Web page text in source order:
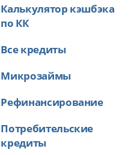
Калькулятор кэшбэка
по КК
Все кредиты
Микрозаймы
Рефинансирование
Потребительские
кредиты